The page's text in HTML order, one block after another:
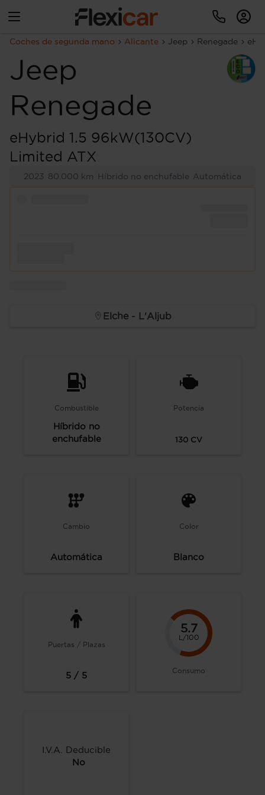
Coches de segunda mano Alicante Jeep Renegade
Jeep
Renegade
eHybrid 1.5 96kW(130CV)
Limited ATX
2023 80.000 km Híbrido no enchufable Automática
Elche - L'Aljub
Combustible
Híbrido no
enchufable
Potencia
130 CV
Cambio
Automática
Color
Blanco
Puertas / Plazas
5 / 5
5.7
L/100
Consumo
I.V.A. Deducible
No